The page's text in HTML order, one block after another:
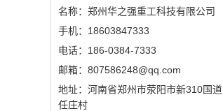
名称：郑州华之强重工科技有限公司
手机：18603847333
电话：186-0384-7333
邮箱：807586248@qq.com‬
地址：河南省郑州市荥阳市新310国道
任庄村